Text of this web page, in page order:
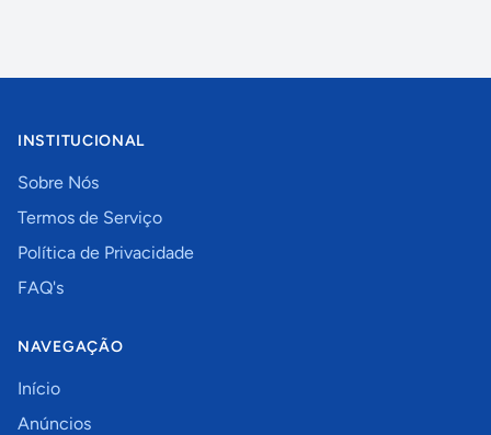
INSTITUCIONAL
Sobre Nós
Termos de Serviço
Política de Privacidade
FAQ's
NAVEGAÇÃO
Início
Anúncios